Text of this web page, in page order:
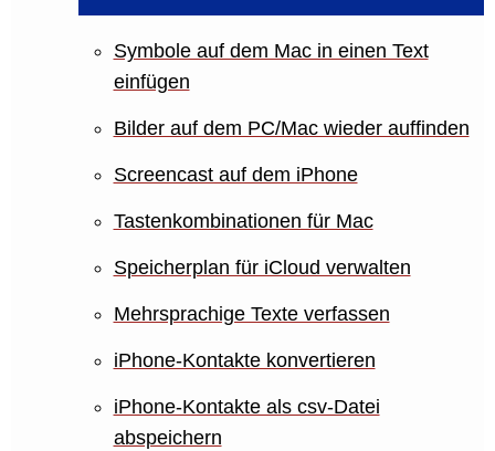
Symbole auf dem Mac in einen Text
einfügen
Bilder auf dem PC/Mac wieder auffinden
Screencast auf dem iPhone
Tastenkombinationen für Mac
Speicherplan für iCloud verwalten
Mehrsprachige Texte verfassen
iPhone-Kontakte konvertieren
iPhone-Kontakte als csv-Datei
abspeichern